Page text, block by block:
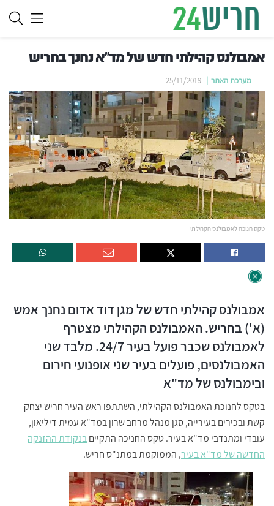
אמבולנס קהילתי חדש של מד"א נחנך בחריש
מערכת האתר 25/11/2019
טקס חנוכה לאמבולנס הקהילתי
אמבולנס קהילתי חדש של מגן דוד אדום נחנך אמש
(א') בחריש. האמבולנס הקהילתי מצטרף
לאמבולנס שכבר פועל בעיר 24/7. מלבד שני
האמבולנסים, פועלים בעיר שני אופנועי חירום
ובימבולנס של מד"א
בטקס לחנוכת האמבולנס הקהילתי, השתתפו ראש העיר חריש יצחק
קשת ובכירים בעירייה, סגן מנהל מרחב שרון במד"א עמית דיליאון,
עובדי ומתנדבי מד"א בעיר. טקס החניכה התקייםבנקודת ההזנקה
החדשה של מד"א בעיר, הממוקמת במתנ"ס חריש.